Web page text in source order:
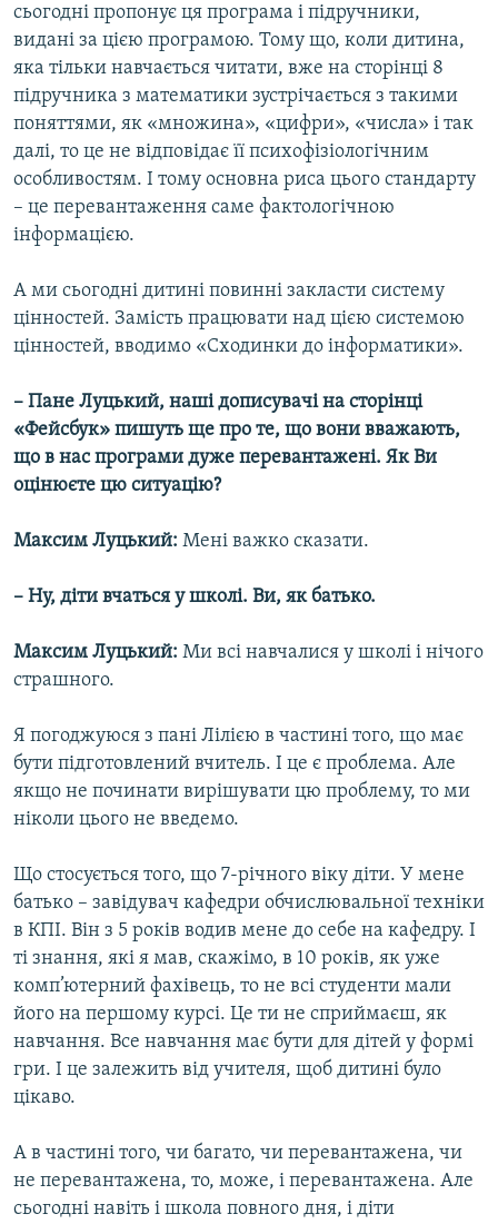
сьогодні пропонує ця програма і підручники,
видані за цією програмою. Тому що, коли дитина,
яка тільки навчається читати, вже на сторінці 8
підручника з математики зустрічається з такими
поняттями, як «множина», «цифри», «числа» і так
далі, то це не відповідає її психофізіологічним
особливостям. І тому основна риса цього стандарту
– це перевантаження саме фактологічною
інформацією.
А ми сьогодні дитині повинні закласти систему
цінностей. Замість працювати над цією системою
цінностей, вводимо «Сходинки до інформатики».
– Пане Луцький, наші дописувачі на сторінці
«Фейсбук» пишуть ще про те, що вони вважають,
що в нас програми дуже перевантажені. Як Ви
оцінюєте цю ситуацію?
Максим Луцький: Мені важко сказати.
– Ну, діти вчаться у школі. Ви, як батько.
Максим Луцький: Ми всі навчалися у школі і нічого
страшного.
Я погоджуюся з пані Лілією в частині того, що має
бути підготовлений вчитель. І це є проблема. Але
якщо не починати вирішувати цю проблему, то ми
ніколи цього не введемо.
Що стосується того, що 7-річного віку діти. У мене
батько – завідувач кафедри обчислювальної техніки
в КПІ. Він з 5 років водив мене до себе на кафедру. І
ті знання, які я мав, скажімо, в 10 років, як уже
комп’ютерний фахівець, то не всі студенти мали
його на першому курсі. Це ти не сприймаєш, як
навчання. Все навчання має бути для дітей у формі
гри. І це залежить від учителя, щоб дитині було
цікаво.
А в частині того, чи багато, чи перевантажена, чи
не перевантажена, то, може, і перевантажена. Але
сьогодні навіть і школа повного дня, і діти